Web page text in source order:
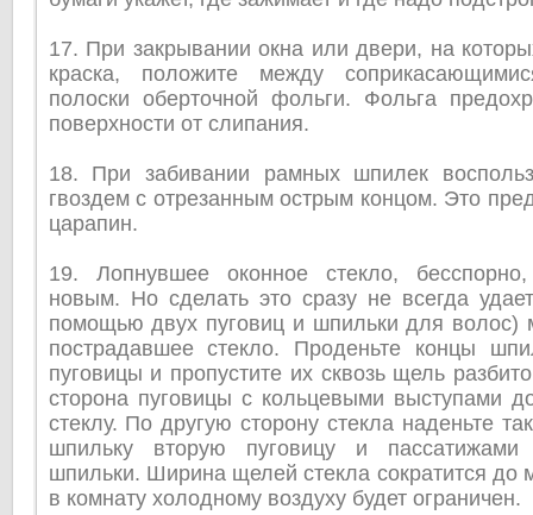
17. При закрывании окна или двери, на
краска, положите между
полоски оберточной фольги. Фольга
поверхности от слипания.
18. При забивании рамных шпилек
гвоздем с отрезанным острым концом. Это
царапин.
19. Лопнувшее оконное стекло,
новым. Но сделать это сразу не всегда
помощью двух пуговиц и шпильки для волос)
пострадавшее стекло. Проденьте концы
пуговицы и пропустите их сквозь щель
сторона пуговицы с кольцевыми выступами
стеклу. По другую сторону стекла наденьте
шпильку вторую пуговицу и пассатижами
шпильки. Ширина щелей стекла сократится до
в комнату холодному воздуху будет ограничен.